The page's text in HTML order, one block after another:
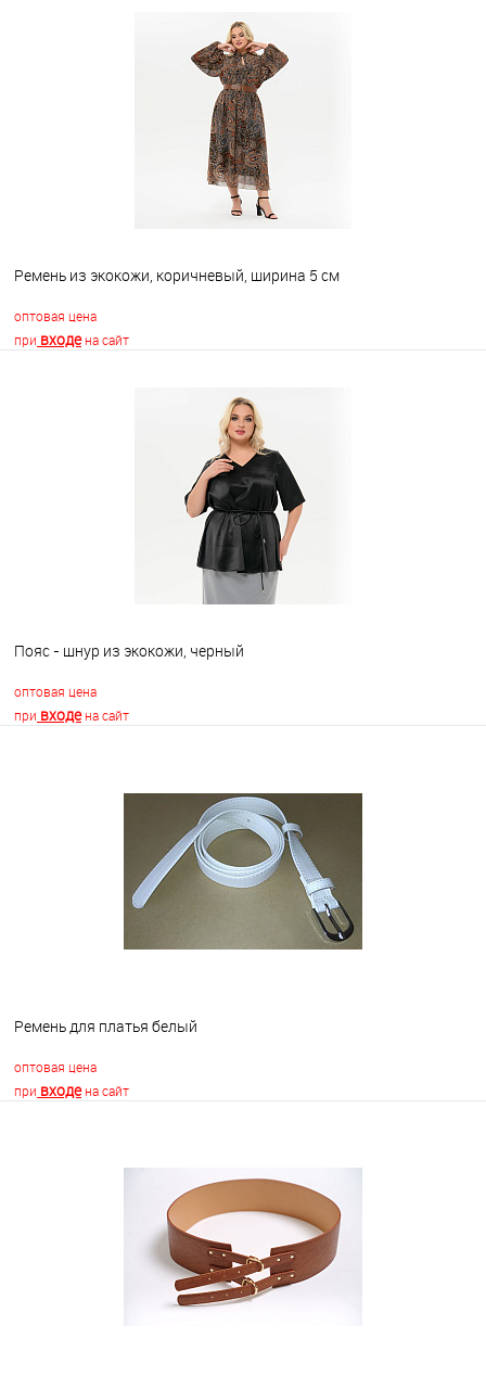
В корзину
Ремень из экокожи, коричневый, ширина 5 см
оптовая цена
при входена сайт
В корзину
Пояс - шнур из экокожи, черный
оптовая цена
при входена сайт
Недоступно
Ремень для платья белый
оптовая цена
при входена сайт
В наличии